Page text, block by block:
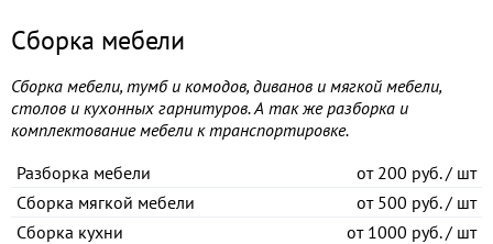
Сборка мебели
Сборка мебели, тумб и комодов, диванов и мягкой мебели,
столов и кухонных гарнитуров. А так же разборка и
комплектование мебели к транспортировке.
Разборка мебели
от200 руб. / шт
Сборка мягкой мебели
от500 руб. / шт
Сборка кухни
от1000 руб. / шт